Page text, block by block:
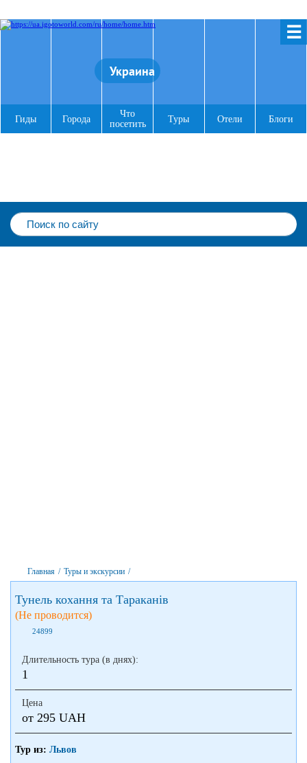
☰
Украина
Гиды Города
Что
посетить
Туры Отели Блоги
Главная / Туры и экскурсии /
Тунель кохання та Тараканів
(Не проводится)
24899
Длительность тура (в днях):
1
Цена
от 295 UAH
Тур из: Львов